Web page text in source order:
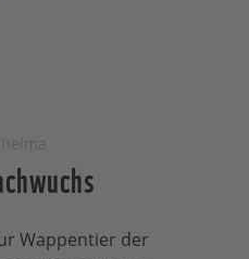
Wappentier der